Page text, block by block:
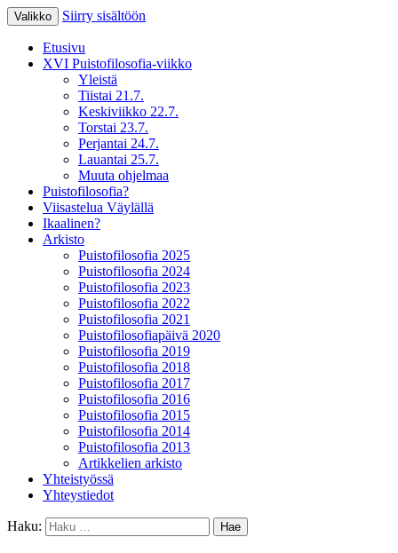
Puistofilosofia
15.-19.7.2025
Valikko Siirry sisältöön
Etusivu
XVI Puistofilosofia-viikko
Yleistä
Tiistai 21.7.
Keskiviikko 22.7.
Torstai 23.7.
Perjantai 24.7.
Lauantai 25.7.
Muuta ohjelmaa
Puistofilosofia?
Viisastelua Väylällä
Ikaalinen?
Arkisto
Puistofilosofia 2025
Puistofilosofia 2024
Puistofilosofia 2023
Puistofilosofia 2022
Puistofilosofia 2021
Puistofilosofiapäivä 2020
Puistofilosofia 2019
Puistofilosofia 2018
Puistofilosofia 2017
Puistofilosofia 2016
Puistofilosofia 2015
Puistofilosofia 2014
Puistofilosofia 2013
Artikkelien arkisto
Yhteistyössä
Yhteystiedot
Haku: